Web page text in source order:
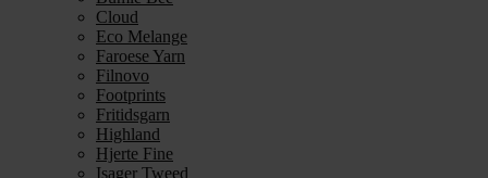
Cloud
Eco Melange
Faroese Yarn
Filnovo
Footprints
Fritidsgarn
Highland
Hjerte Fine
Isager Tweed